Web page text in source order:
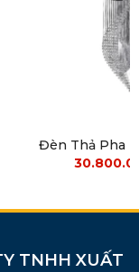
Đèn Thả Pha
TNHH XUẤT